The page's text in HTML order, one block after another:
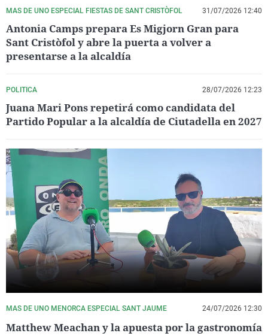
MAS DE UNO ESPECIAL FIESTAS DE SANT CRISTÒFOL 31/07/2026 12:40
Antonia Camps prepara Es Migjorn Gran para
Sant Cristòfol y abre la puerta a volver a
presentarse a la alcaldía
POLITICA 28/07/2026 12:23
Juana Mari Pons repetirá como candidata del
Partido Popular a la alcaldía de Ciutadella en 2027
MAS DE UNO MENORCA ESPECIAL SANT JAUME 24/07/2026 12:30
Matthew Meachan y la apuesta por la gastronomía